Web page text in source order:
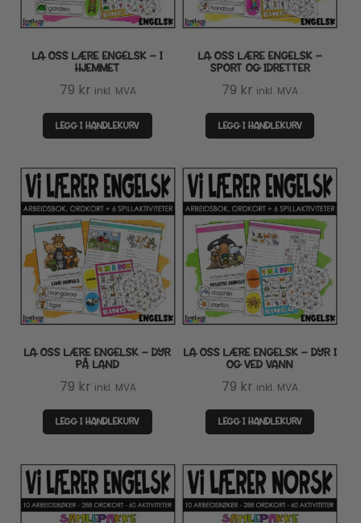
LA OSS LÆRE ENGELSK – I
HJEMMET
79 kr inkl. MVA
LEGG I HANDLEKURV
LA OSS LÆRE ENGELSK –
SPORT OG IDRETTER
79 kr inkl. MVA
LEGG I HANDLEKURV
LA OSS LÆRE ENGELSK – DYR
PÅ LAND
79 kr inkl. MVA
LEGG I HANDLEKURV
LA OSS LÆRE ENGELSK – DYR I
OG VED VANN
79 kr inkl. MVA
LEGG I HANDLEKURV